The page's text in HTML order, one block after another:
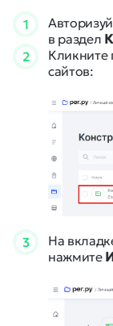
1
в раздел
2
Кликните
сайтов:
3
На
нажмите